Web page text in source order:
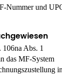
Nummer und
Abs. 1
das MF-System